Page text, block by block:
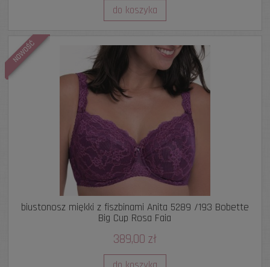
do koszyka
biustonosz miękki z fiszbinami Anita 5289 /193 Bobette
Big Cup Rosa Faia
389,00 zł
NOWOŚĆ